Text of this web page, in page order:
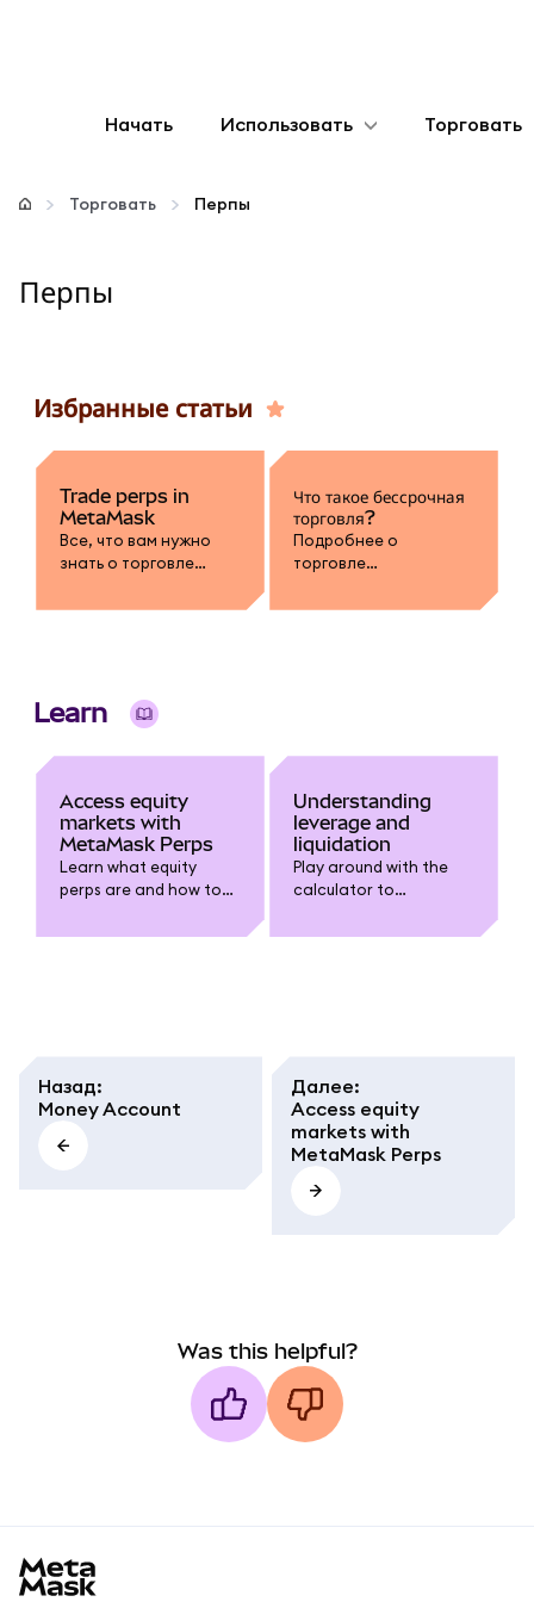
Начать Использовать
Настроить
Оставайтесь в безопасности
Торговать
Торговать Перпы
Перпы
Избранные статьи
Trade perps in
MetaMask
Все, что вам нужно
знать о торговле
Что такое бессрочная
торговля?
Подробнее о
торговле
фьючерсами и о том,
Learn
Access equity
markets with
MetaMask Perps
Learn what equity
perps are and how to
directly from your
Understanding
leverage and
liquidation
Play around with the
calculator to
liquidation, and profit
Назад:
Money Account
Далее:
Access equity
markets with
MetaMask Perps
Was this helpful?